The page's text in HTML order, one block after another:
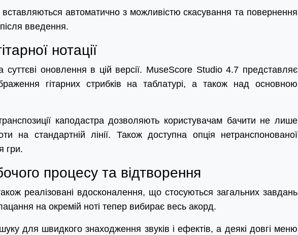
вставляються автоматично з можливістю скасування та повернення
введення.
нотації
суттєві оновлення в цій версії. MuseScore Studio 4.7 представляє
гітарних стрибків на таблатурі, а також над основною
каподастра дозволяють користувачам бачити не лише
на стандартній лінії. Також доступна опція нетранспонованої
гри.
процесу та відтворення
реалізовані вдосконалення, що стосуються загальних завдань
на окремій ноті тепер вибирає весь акорд.
для швидкого знаходження звуків і ефектів, а деякі довгі меню